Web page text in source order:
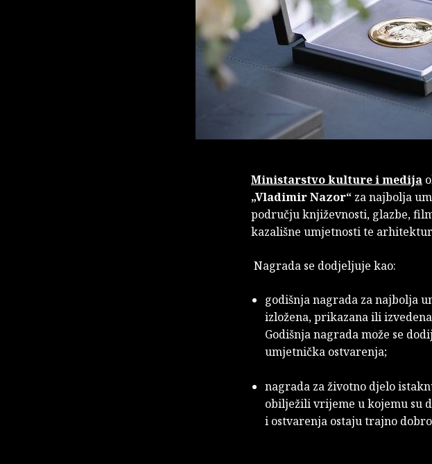
Ministarstvo kulture i medija
„Vladimir Nazor“ za najbolja
području književnosti, glazbe,
kazališne umjetnosti te
Nagrada se dodjeljuje kao:
godišnja nagrada za najbolja
izložena, prikazana ili
Godišnja nagrada može se
umjetnička ostvarenja;
nagrada za životno djelo
obilježili vrijeme u kojemu su
i ostvarenja ostaju trajno